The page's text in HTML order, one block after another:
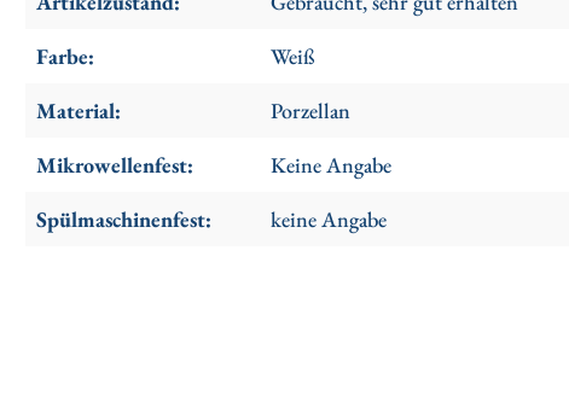
Farbe:
Weiß
Material:
Porzellan
Mikrowellenfest:
Keine Angabe
Spülmaschinenfest:
keine Angabe